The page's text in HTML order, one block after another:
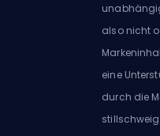
also nicht
eine
durch die